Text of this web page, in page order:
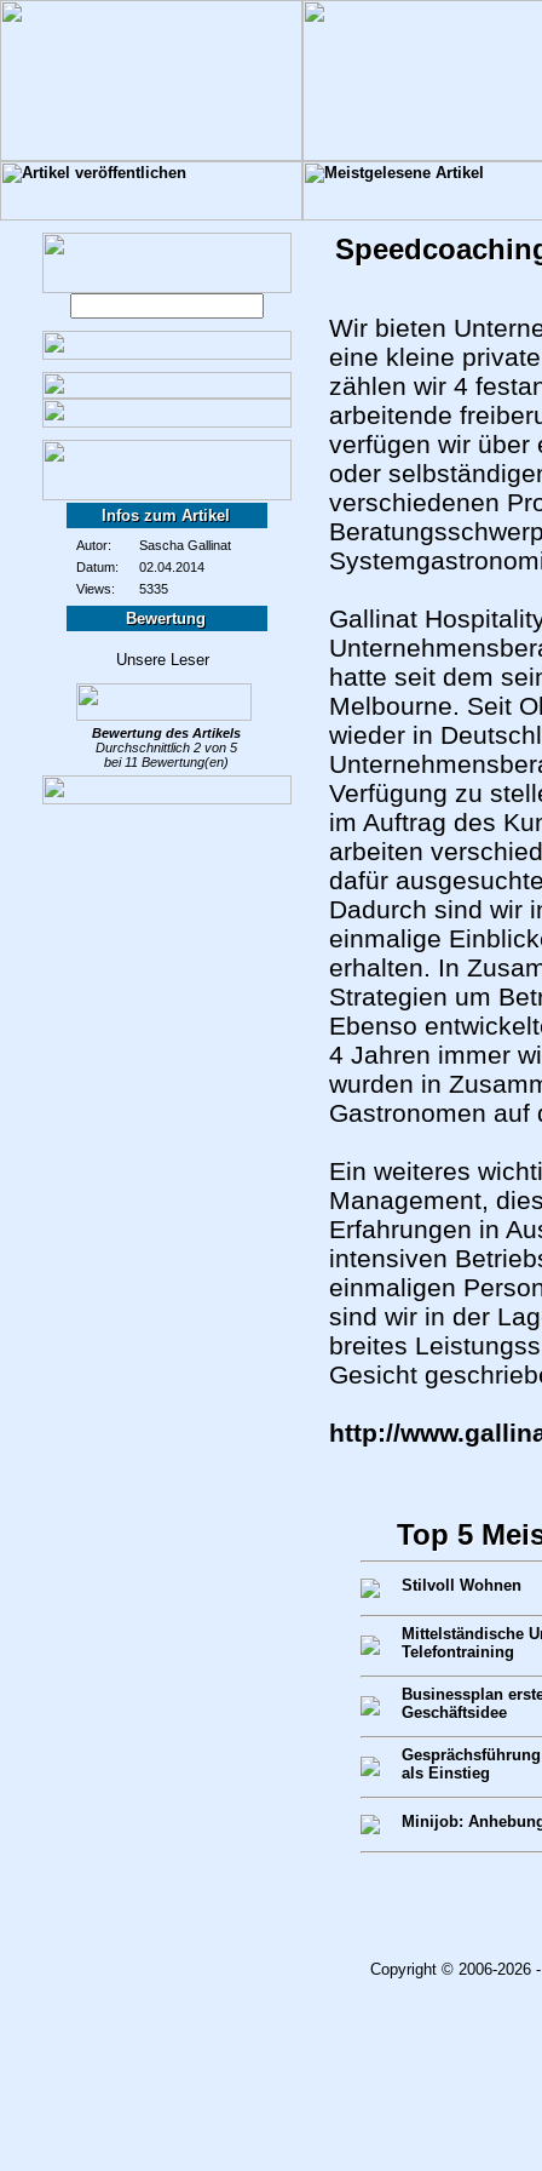
Infos zum Artikel
Autor:
Sascha Gallinat
Datum:
02.04.2014
Views:
5335
Bewertung
Bewertung des Artikels
Durchschnittlich 2 von 5
bei 11 Bewertung(en)
Wir bieten
eine kleine
zählen wir 4
arbeitende
verfügen wir über
oder
verschiedenen
Gallinat
hatte seit dem
Melbourne. Seit
wieder in
Verfügung zu
im Auftrag des
arbeiten
dafür
Dadurch sind wir
einmalige
erhalten. In
Strategien um
Ebenso
4 Jahren immer
wurden in
Gastronomen auf
Ein weiteres
Management,
Erfahrungen in
intensiven
einmaligen
sind wir in der
breites
Gesicht
http://
Top 5
Stilvoll Wohnen
Mittelständische
Telefontraining
Businessplan
Geschäftsidee
als Einstieg
Minijob:
Copyright © 2006-